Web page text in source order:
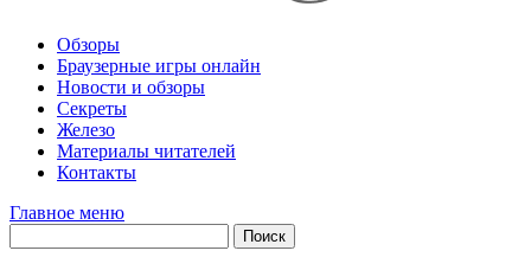
Обзоры
Браузерные игры онлайн
Новости и обзоры
Секреты
Железо
Материалы читателей
Контакты
Главное меню